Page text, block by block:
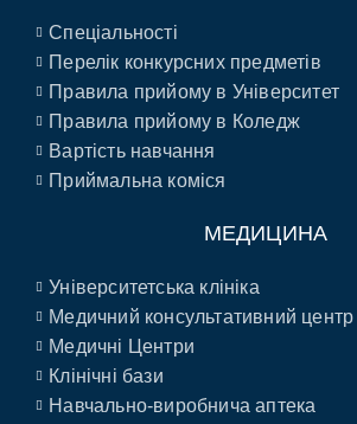
Спеціальності
Перелік конкурсних предметів
Правила прийому в Університет
Правила прийому в Коледж
Вартість навчання
Приймальна коміся
МЕДИЦИНА
Університетська клініка
Медичний консультативний центр
Медичні Центри
Клінічні бази
Навчально-виробнича аптека